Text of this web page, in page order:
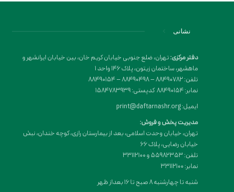
نشانی
دفتر مرکزی:تهران، ضلع جنوبی خیابان کریم خان، بین خیابان ایرانشهر و
ماهشهر، ساختمان زیتون، پلاک 146 واحد 1
تلفن: 88490782 – 88490498 – 88490154
نمابر: 88490154 کدپستی: 1584783939
ایمیل: print@daftarnashr.org
مدیریت پخش و فروش:
تهران، خیابان وحدت اسلامی، بعد از بیمارستان رازی، کوچه خندان، نبش
خیابان رضایی، پلاک ۶۶
تلفن: 55982353 و 33112100
نمابر: 33112100
شنبه تا چهارشنبه 8 صبح تا 16 بعداز ظهر